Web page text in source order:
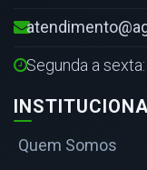
Segunda a
Quem Somos